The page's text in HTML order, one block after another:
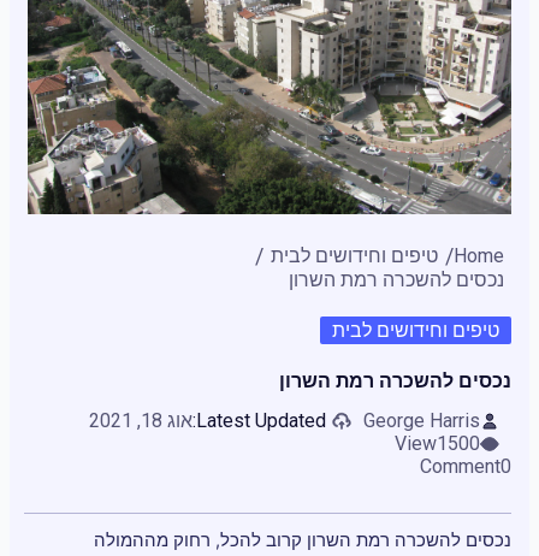
Home
טיפים וחידושים לבית
נכסים להשכרה רמת השרון
טיפים וחידושים לבית
נכסים להשכרה רמת השרון
George Harris
Latest Updated:אוג 18, 2021
1500
View
Comment
נכסים להשכרה רמת השרון קרוב להכל, רחוק מההמולה